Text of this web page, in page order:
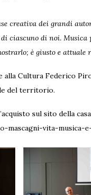
creativa dei grandi
ciascuno di noi.
è giusto e attuale
alla Cultura Federico
del territorio.
sul sito della
vita-musica-